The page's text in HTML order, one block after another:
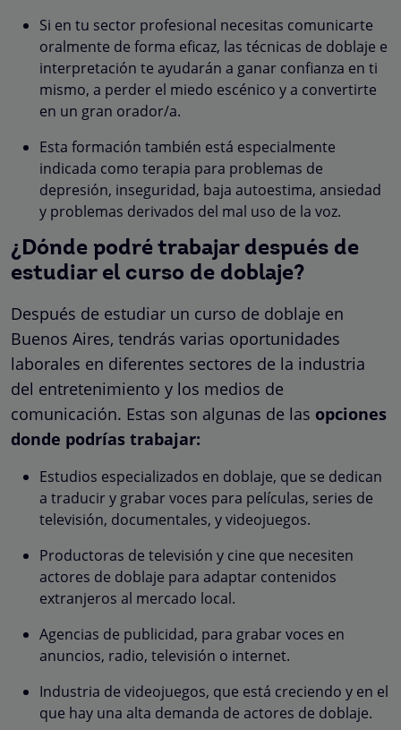
Si en tu sector profesional necesitas comunicarte
oralmente de forma eficaz, las técnicas de doblaje e
interpretación te ayudarán a ganar confianza en ti
mismo, a perder el miedo escénico y a convertirte
en un gran orador/a.
Esta formación también está especialmente
indicada como terapia para problemas de
depresión, inseguridad, baja autoestima, ansiedad
y problemas derivados del mal uso de la voz.
¿Dónde podré trabajar después de
estudiar el curso de doblaje?
Después de estudiar un curso de doblaje en
Buenos Aires, tendrás varias oportunidades
laborales en diferentes sectores de la industria
del entretenimiento y los medios de
comunicación. Estas son algunas de las opciones
donde podrías trabajar:
Estudios especializados en doblaje, que se dedican
a traducir y grabar voces para películas, series de
televisión, documentales, y videojuegos.
Productoras de televisión y cine que necesiten
actores de doblaje para adaptar contenidos
extranjeros al mercado local.
Agencias de publicidad, para grabar voces en
anuncios, radio, televisión o internet.
Industria de videojuegos, que está creciendo y en el
que hay una alta demanda de actores de doblaje.